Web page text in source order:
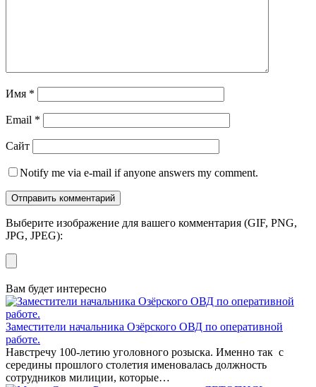
Имя *
Email *
Сайт
Notify me via e-mail if anyone answers my comment.
Выберите изображение для вашего комментария (GIF, PNG,
JPG, JPEG):
Вам будет интересно
Заместители начальника Озёрского ОВД по оперативной
работе.
Навстречу 100-летию уголовного розыска. Именно так с
середины прошлого столетия именовалась должность
сотрудников милиции, которые…